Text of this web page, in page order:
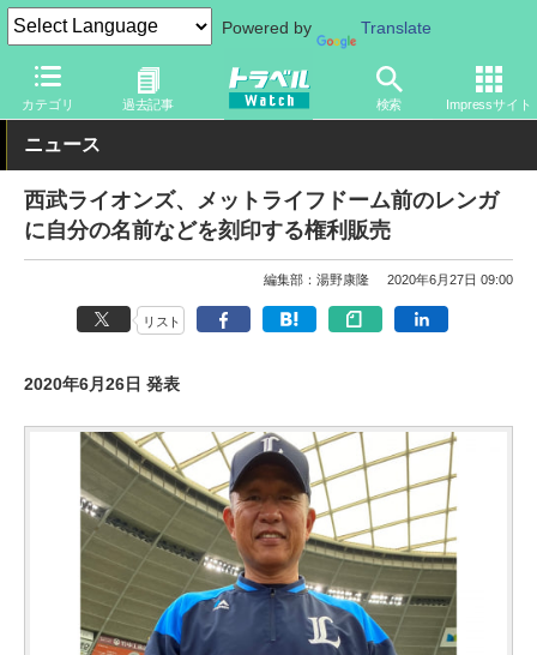
Powered by Translate
カテゴリ 過去記事 検索 Impressサイト
トラベル Watch 旅の情報 観光地 観光スポット
ニュース
西武ライオンズ、メットライフドーム前のレンガ
に自分の名前などを刻印する権利販売
編集部：湯野康隆 2020年6月27日 09:00
リスト
2020年6月26日 発表